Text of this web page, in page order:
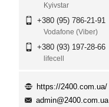
Kyivstar
+380 (95) 786-21-91
Vodafone (Viber)
+380 (93) 197-28-66
lifecell
https://2400.com.ua/
admin@2400.com.ua